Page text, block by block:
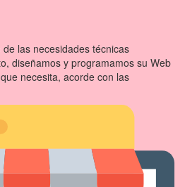
las necesidades técnicas
diseñamos y programamos su Web
necesita, acorde con las